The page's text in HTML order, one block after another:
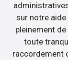
sur notre
pleinement
toute
raccordement